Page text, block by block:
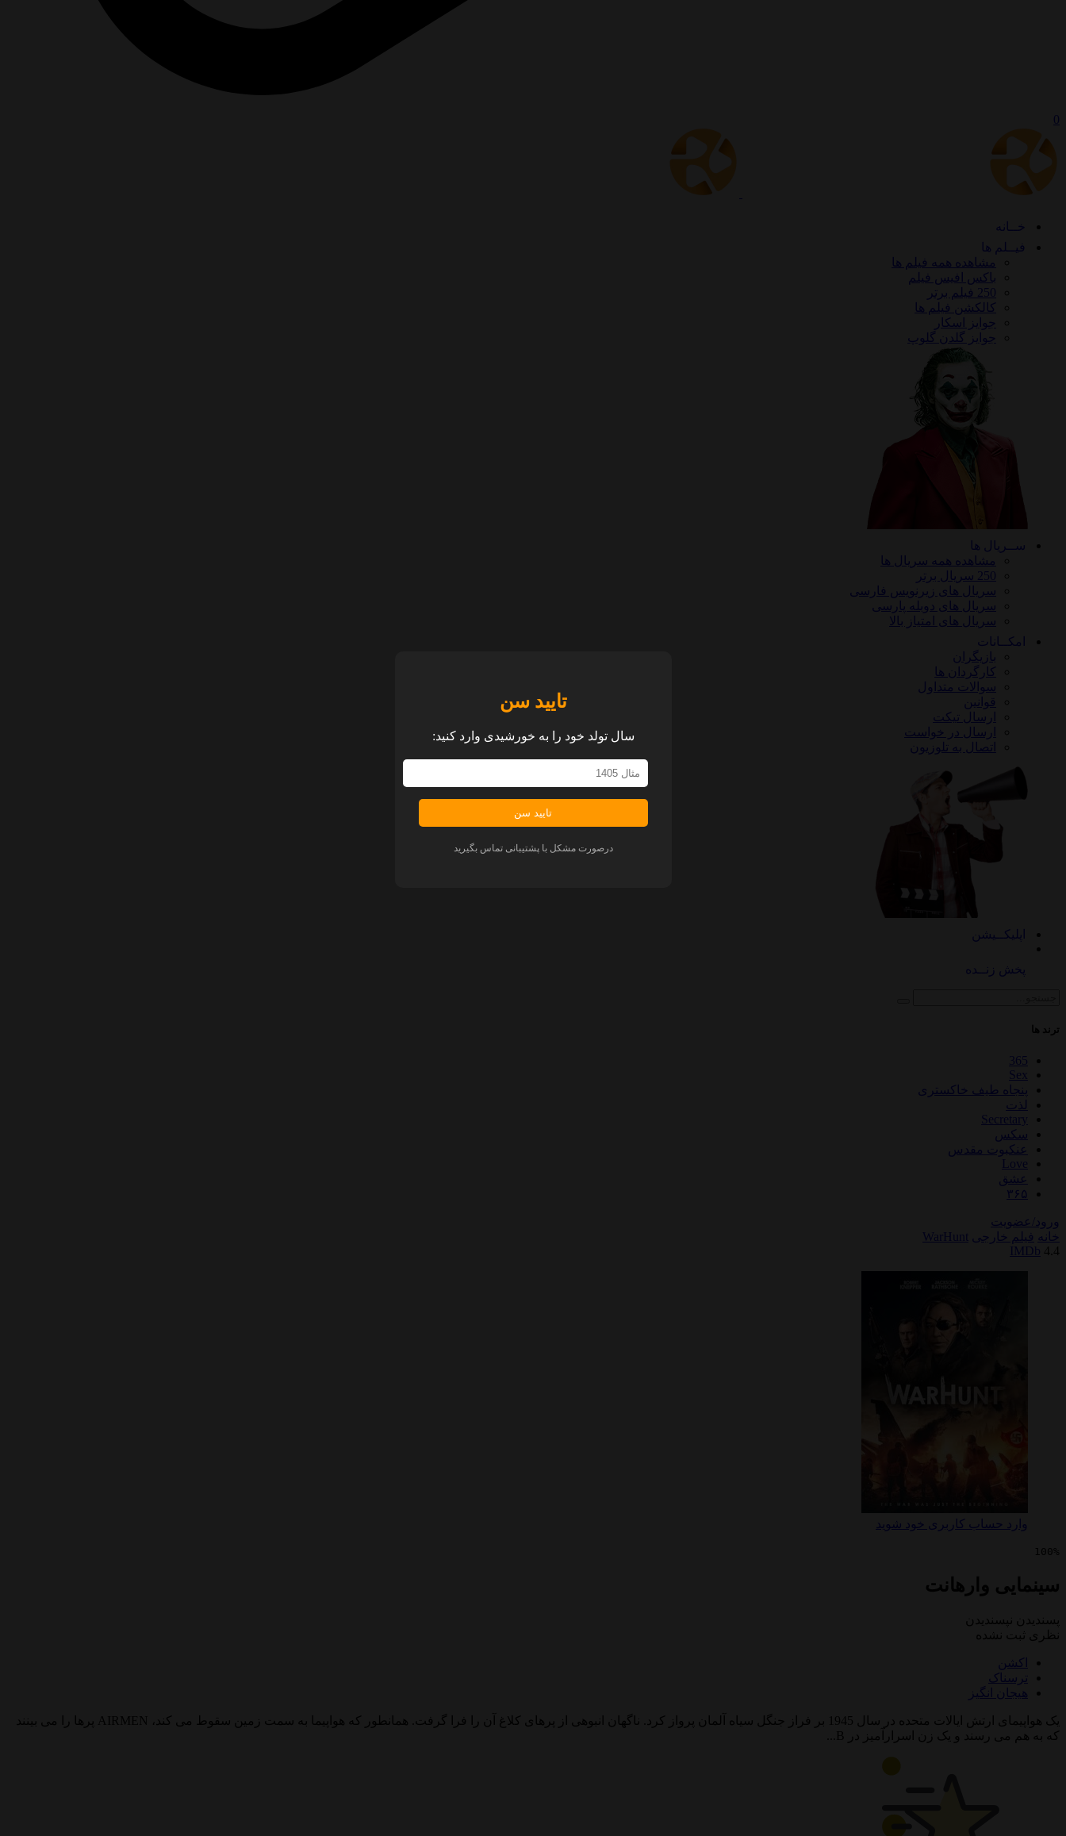
0
خــانه
فیــلم ها
مشاهده همه فیلم ها
باکس افیس فیلم
250 فیلم برتر
کالکشن فیلم ها
جوایز اسکار
جوایز گلدن گلوپ
ســریال ها
مشاهده همه سریال ها
250 سریال برتر
سریال های زیرنویس فارسی
سریال های دوبله پارسی
سریال های امتیاز بالا
امکــانات
بازیگران
کارگردان ها
سوالات متداول
قوانین
ارسال تیکت
ارسال در خواست
اتصال به تلوزیون
اپلیکــیشن
پخش زنــده
ترند ها
365
Sex
پنجاه طیف خاکستری
لذت
Secretary
سکس
عنکبوت مقدس
Love
عشق
۳۶۵
ورود/عضویت
تایید سن
سال تولد خود را به خورشیدی وارد کنید:
تایید سن
درصورت مشکل با پشتیبانی تماس بگیرید
خانه فیلم خارجی
WarHunt
IMDb 4.4
وارد حساب کاربری خود شوید
100%
سینمایی وارهانت
پسندیدن
نپسندیدن
نظری ثبت نشده
اکشن
ترسناک
هیجان انگیز
یک هواپیمای ارتش ایالات متحده در سال 1945 بر فراز جنگل سیاه آلمان پرواز کرد. ناگهان انبوهی از پرهای کلاغ آن را فرا گرفت. همانطور که هواپیما به سمت زمین سقوط می کند، AIRMEN پرها را می بینند
که به هم می رسند و یک زن اسرارآمیز در B...